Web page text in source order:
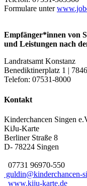
Formulare unter
Empfänger*innen von
und Leistungen nach
Landratsamt Konstanz
Benediktinerplatz 1 |
Telefon: 07531-8000
Kontakt
Kinderchancen Singen
KiJu-Karte
Berliner Straße 8
D- 78224 Singen
07731 96970-550
guldin@kinderchancen-
www.kiju-karte.de